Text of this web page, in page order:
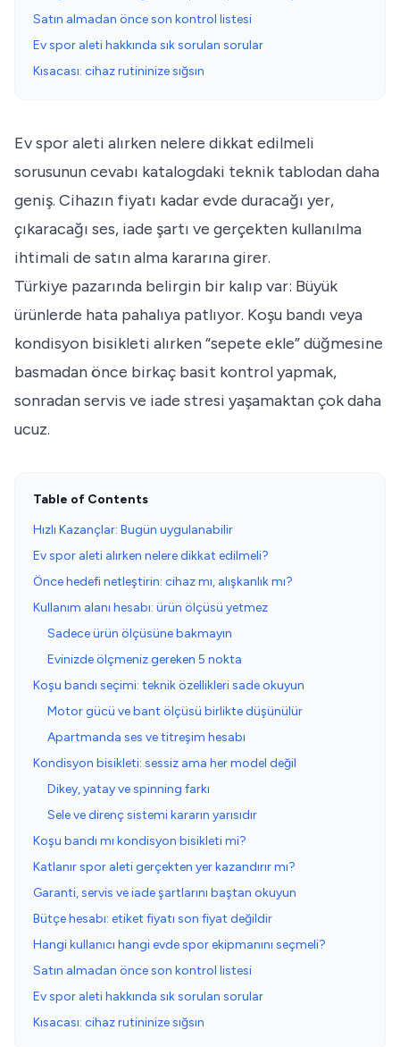
Satın almadan önce son kontrol listesi
Ev spor aleti hakkında sık sorulan sorular
Kısacası: cihaz rutininize sığsın
Ev spor aleti alırken nelere dikkat edilmeli
sorusunun cevabı katalogdaki teknik tablodan daha
geniş. Cihazın fiyatı kadar evde duracağı yer,
çıkaracağı ses, iade şartı ve gerçekten kullanılma
ihtimali de satın alma kararına girer.
Türkiye pazarında belirgin bir kalıp var: Büyük
ürünlerde hata pahalıya patlıyor. Koşu bandı veya
kondisyon bisikleti alırken “sepete ekle” düğmesine
basmadan önce birkaç basit kontrol yapmak,
sonradan servis ve iade stresi yaşamaktan çok daha
ucuz.
Table of Contents
Hızlı Kazançlar: Bugün uygulanabilir
Ev spor aleti alırken nelere dikkat edilmeli?
Önce hedefi netleştirin: cihaz mı, alışkanlık mı?
Kullanım alanı hesabı: ürün ölçüsü yetmez
Sadece ürün ölçüsüne bakmayın
Evinizde ölçmeniz gereken 5 nokta
Koşu bandı seçimi: teknik özellikleri sade okuyun
Motor gücü ve bant ölçüsü birlikte düşünülür
Apartmanda ses ve titreşim hesabı
Kondisyon bisikleti: sessiz ama her model değil
Dikey, yatay ve spinning farkı
Sele ve direnç sistemi kararın yarısıdır
Koşu bandı mı kondisyon bisikleti mi?
Katlanır spor aleti gerçekten yer kazandırır mı?
Garanti, servis ve iade şartlarını baştan okuyun
Bütçe hesabı: etiket fiyatı son fiyat değildir
Hangi kullanıcı hangi evde spor ekipmanını seçmeli?
Satın almadan önce son kontrol listesi
Ev spor aleti hakkında sık sorulan sorular
Kısacası: cihaz rutininize sığsın